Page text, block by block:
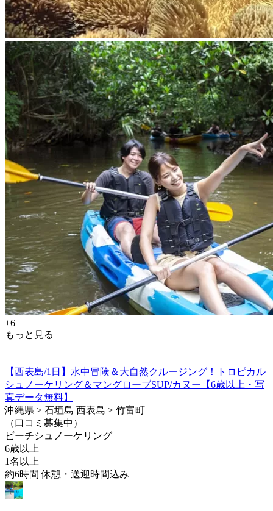
+6
もっと見る
【西表島/1日】水中冒険＆大自然クルージング！トロピカル
シュノーケリング＆マングローブSUP/カヌー【6歳以上・写
真データ無料】
沖縄県 > 石垣島 西表島 > 竹富町
（口コミ募集中）
ビーチシュノーケリング
6歳以上
1名以上
約6時間 休憩・送迎時間込み